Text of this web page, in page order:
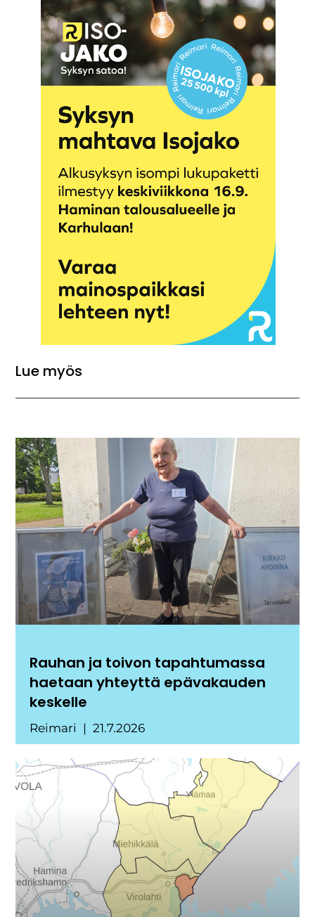
Lue myös
Rauhan ja toivon tapahtumassa
haetaan yhteyttä epävakauden
keskelle
Reimari 21.7.2026